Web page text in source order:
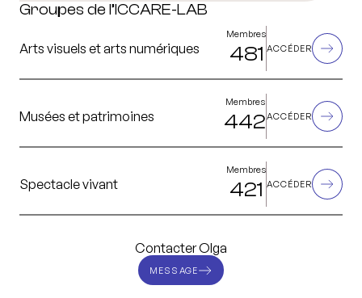
Groupes de l’ICCARE-LAB
Arts visuels et arts numériques
Membres
481 ACCÉDER
Musées et patrimoines
Membres
442ACCÉDER
Spectacle vivant
Membres
421 ACCÉDER
Contacter Olga
MESSAGE